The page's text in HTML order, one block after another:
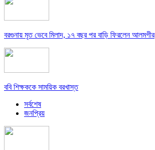
বরগুনায় মৃত ভেবে মিলাদ, ১৭ বছর পর বাড়ি ফিরলেন আলমগীর
ববি শিক্ষককে সাময়িক বরখাস্ত
সর্বশেষ
জনপ্রিয়